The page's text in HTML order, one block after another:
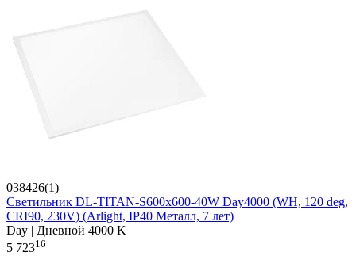
038426(1)
Светильник DL-TITAN-S600x600-40W Day4000 (WH, 120 deg,
CRI90, 230V) (Arlight, IP40 Металл, 7 лет)
Day | Дневной 4000 K
5 72316